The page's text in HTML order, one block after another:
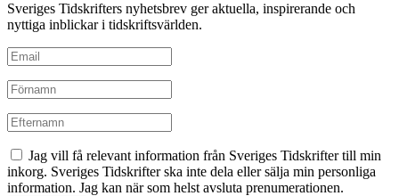
Sveriges Tidskrifters nyhetsbrev ger aktuella, inspirerande och
nyttiga inblickar i tidskriftsvärlden.
Jag vill få relevant information från Sveriges Tidskrifter till min
inkorg. Sveriges Tidskrifter ska inte dela eller sälja min personliga
information. Jag kan när som helst avsluta prenumerationen.